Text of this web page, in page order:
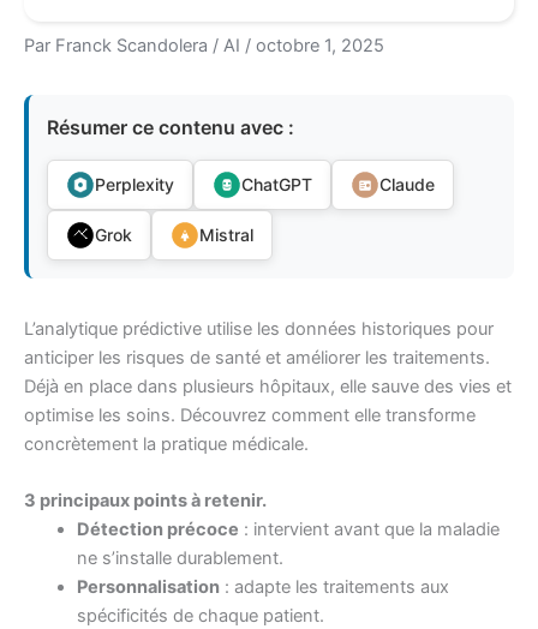
Par Franck Scandolera / AI / octobre 1, 2025
Résumer ce contenu avec :
Perplexity ChatGPT Claude
Grok Mistral
L’analytique prédictive utilise les données historiques pour
anticiper les risques de santé et améliorer les traitements.
Déjà en place dans plusieurs hôpitaux, elle sauve des vies et
optimise les soins. Découvrez comment elle transforme
concrètement la pratique médicale.
3 principaux points à retenir.
Détection précoce : intervient avant que la maladie
ne s’installe durablement.
Personnalisation: adapte les traitements aux
spécificités de chaque patient.